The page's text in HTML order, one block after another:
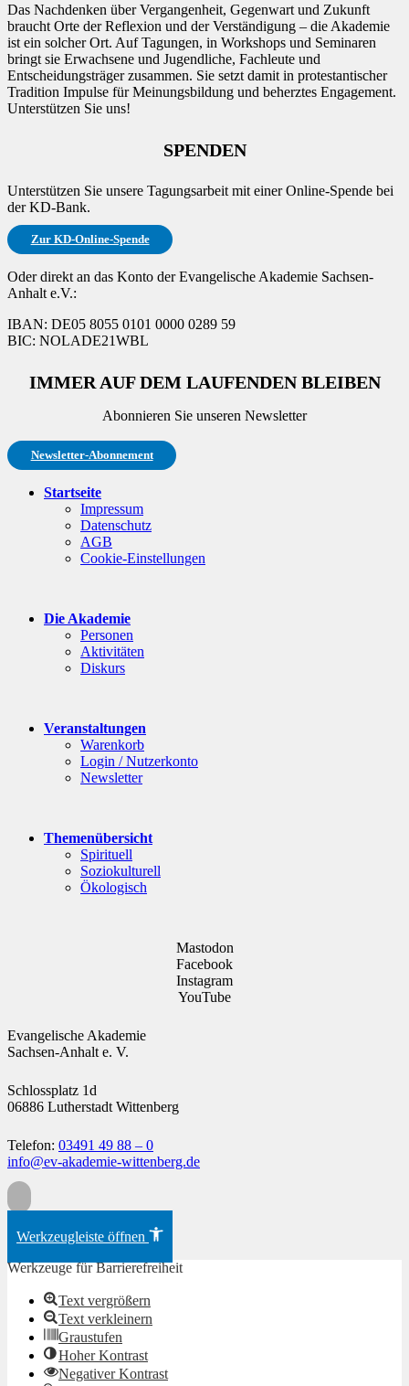
Das Nachdenken über Vergangenheit, Gegenwart und Zukunft
braucht Orte der Reflexion und der Verständigung – die Akademie
ist ein solcher Ort. Auf Tagungen, in Workshops und Seminaren
bringt sie Erwachsene und Jugendliche, Fachleute und
Entscheidungsträger zusammen. Sie setzt damit in protestantischer
Tradition Impulse für Meinungsbildung und beherztes Engagement.
Unterstützen Sie uns!
SPENDEN
Unterstützen Sie unsere Tagungsarbeit mit einer Online-Spende bei
der KD-Bank.
Zur KD-Online-Spende
Oder direkt an das Konto der Evangelische Akademie Sachsen-
Anhalt e.V.:
IBAN: DE05 8055 0101 0000 0289 59
BIC: NOLADE21WBL
IMMER AUF DEM LAUFENDEN BLEIBEN
Abonnieren Sie unseren Newsletter
Newsletter-Abonnement
Startseite
Impressum
Datenschutz
AGB
Cookie-Einstellungen
Die Akademie
Personen
Aktivitäten
Diskurs
Veranstaltungen
Warenkorb
Login / Nutzerkonto
Newsletter
Themenübersicht
Spirituell
Soziokulturell
Ökologisch
Mastodon
Facebook
Instagram
YouTube
Evangelische Akademie
Sachsen-Anhalt e. V.
Schlossplatz 1d
06886 Lutherstadt Wittenberg
Telefon: 03491 49 88 – 0
info@ev-akademie-wittenberg.de
Werkzeugleiste öffnen
Werkzeuge für Barrierefreiheit
Text vergrößern
Text verkleinern
Graustufen
Hoher Kontrast
Negativer Kontrast